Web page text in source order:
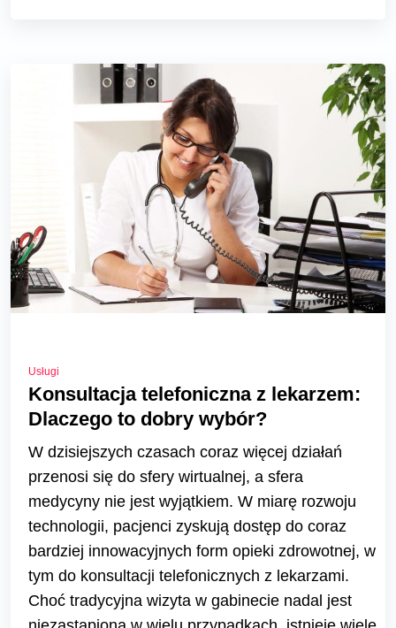
Usługi
Konsultacja telefoniczna z lekarzem:
Dlaczego to dobry wybór?
W dzisiejszych czasach coraz więcej działań
przenosi się do sfery wirtualnej, a sfera
medycyny nie jest wyjątkiem. W miarę rozwoju
technologii, pacjenci zyskują dostęp do coraz
bardziej innowacyjnych form opieki zdrowotnej, w
tym do konsultacji telefonicznych z lekarzami.
Choć tradycyjna wizyta w gabinecie nadal jest